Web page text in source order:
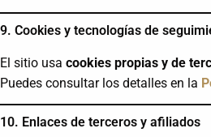
9. Cookies y tecnologías de
El sitio usa cookies propias y de
Puedes consultar los detalles en la
10. Enlaces de terceros y afiliados